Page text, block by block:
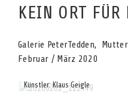
KEIN ORT FÜR
Galerie PeterTedden,
Februar / März 2020
Künstler: Klaus Geigle